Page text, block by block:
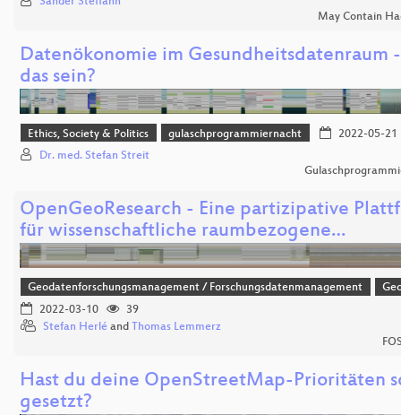
May Contain
Datenökonomie im Gesundheitsdatenraum -
das sein?
Ethics, Society & Politics gulaschprogrammiernacht
2022-05-21
Dr. med. Stefan Streit
OpenGeoResearch - Eine partizipative
für wissenschaftliche raumbezogene…
Geodatenforschungsmanagement / Forschungsdatenmanagement
2022-03-10
39
Stefan Herlé and Thomas Lemmerz
Hast du deine OpenStreetMap-Prioritäten
gesetzt?